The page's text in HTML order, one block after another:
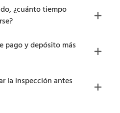
¿cuánto tiempo
pago y depósito más
la inspección antes